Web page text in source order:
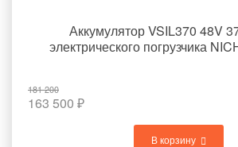
Аккумулятор VSIL370 48V
электрического погрузчика
181 200
163 500 ₽
В корзину